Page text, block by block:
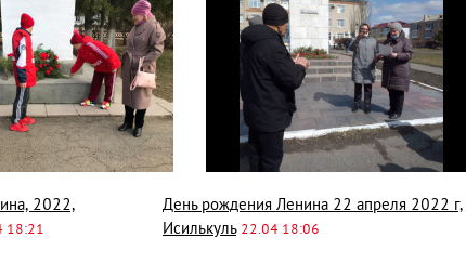
2022,
18:21
День рождения Ленина 22 апреля 2022 г,
Исилькуль 22.04 18:06